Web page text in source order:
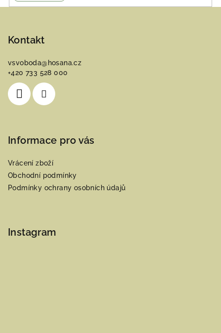
Kontakt
vsvoboda@ hosana.cz
+420 733 528 000
Informace pro vás
Vrácení zboží
Obchodní podmínky
Podmínky ochrany osobních údajů
Instagram